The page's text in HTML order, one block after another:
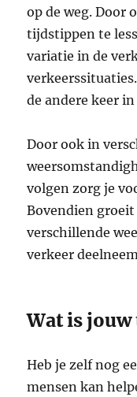
op de weg. Door
tijdstippen te
variatie in de
de andere keer
Door ook in
volgen zorg je
Bovendien
verschillende
verkeer
Wat is jouw
Heb je zelf nog
mensen kan